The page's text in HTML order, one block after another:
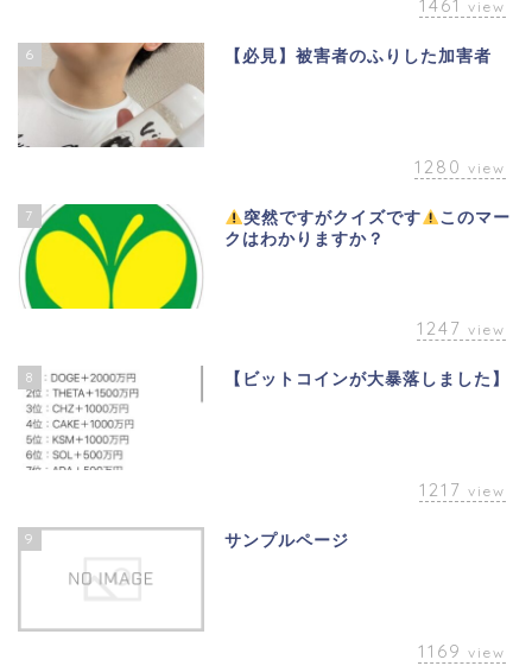
1461 view
6 【必見】被害者のふりした加害者
1280 view
7 突然ですがクイズです
このマー
クはわかりますか？
1247 view
8 【ビットコインが大暴落しました】
1217 view
9 サンプルページ
1169 view